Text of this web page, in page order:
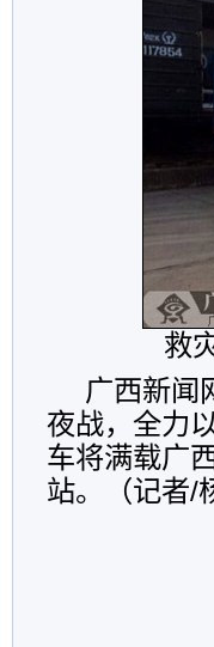
救
广西新闻
夜战，全力
车将满载广
站。（记者/